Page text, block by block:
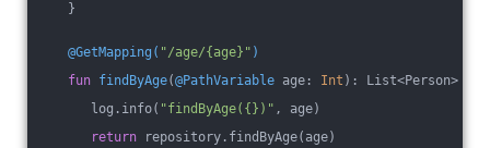
}
@GetMapping( "/age/{age}" )
fun findByAge(@PathVariable age: Int ) : List<Person> {
log.info( "findByAge({})" , age)
return repository.findByAge(age)